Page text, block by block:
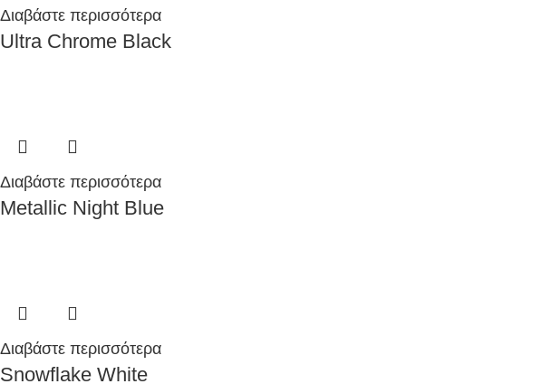
Διαβάστε περισσότερα
Ultra Chrome Black
Διαβάστε περισσότερα
Metallic Night Blue
Διαβάστε περισσότερα
Snowflake White